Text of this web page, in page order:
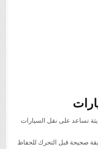
تساعد على نقل السيارات
صحيحة قبل التحرك للحفاظ